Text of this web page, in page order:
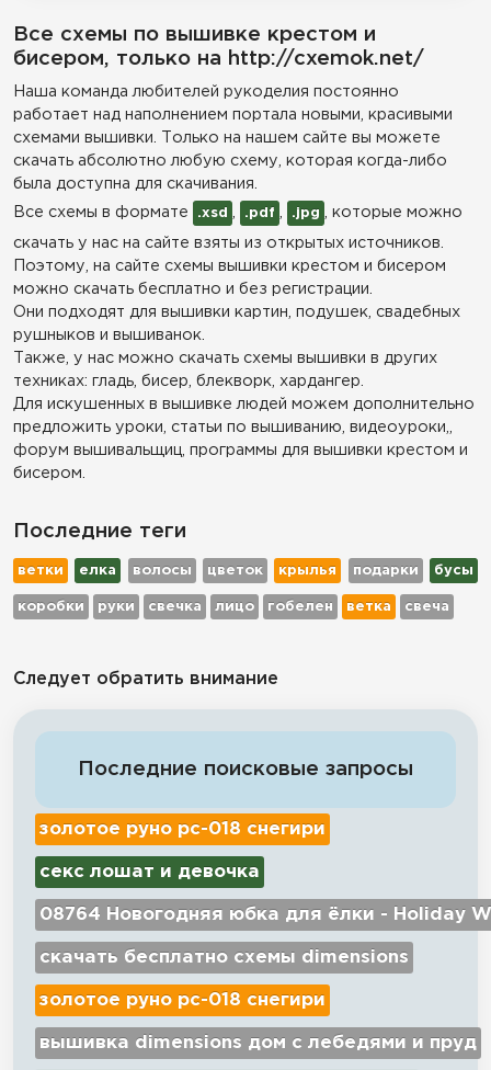
Все схемы по вышивке крестом и
бисером, только на http://cxemok.net/
Наша команда любителей рукоделия постоянно
работает над наполнением портала новыми, красивыми
схемами вышивки. Только на нашем сайте вы можете
скачать абсолютно любую схему, которая когда-либо
была доступна для скачивания.
Все схемы в формате
.xsd .pdf .jpg , которые можно
скачать у нас на сайте взяты из открытых источников.
Поэтому, на сайте схемы вышивки крестом и бисером
можно скачать бесплатно и без регистрации.
Они подходят для вышивки картин, подушек, свадебных
рушныков и вышиванок.
Также, у нас можно скачать схемы вышивки в других
техниках: гладь, бисер, блекворк, хардангер.
Для искушенных в вышивке людей можем дополнительно
предложить уроки, статьи по вышиванию, видеоуроки,,
форум вышивальщиц, программы для вышивки крестом и
бисером.
Последние теги
ветки елка волосы цветок крылья подарки бусы
коробки руки свечка лицо гобелен ветка свеча
Следует обратить внимание
Последние поисковые запросы
золотое руно рс-018 снегири
секс лошат и девочка
08764 Новогодняя юбка для ёлки - Holiday
скачать бесплатно схемы dimensions
золотое руно рс-018 снегири
вышивка dimensions дом с лебедями и пруд